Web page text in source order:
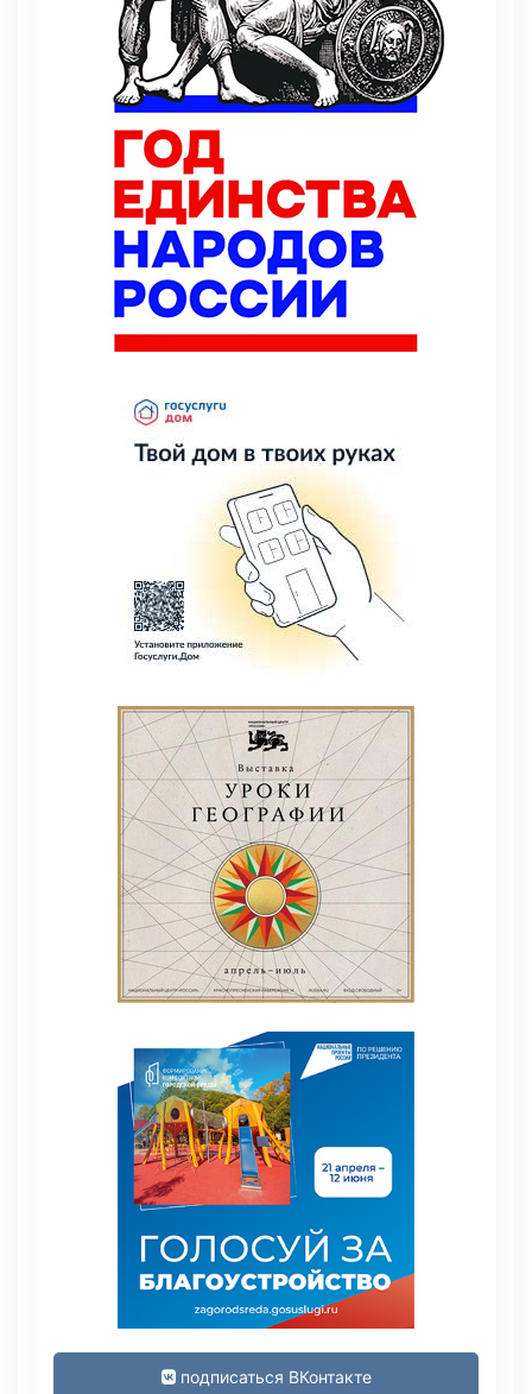
подписаться ВКонтакте